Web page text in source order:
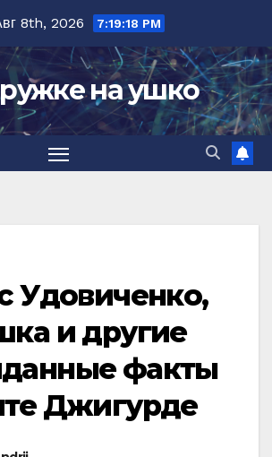
8th, 2026 7:19:19 PM
на ушко
Удовиченко,
и другие
факты
Джигурде